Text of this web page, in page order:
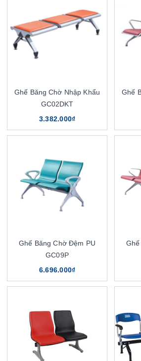
Ghế Băng Chờ Nhập Khẩu
GC02DKT
3.382.000₫
Ghế
Ghế Băng Chờ Đệm PU
GC09P
6.696.000₫